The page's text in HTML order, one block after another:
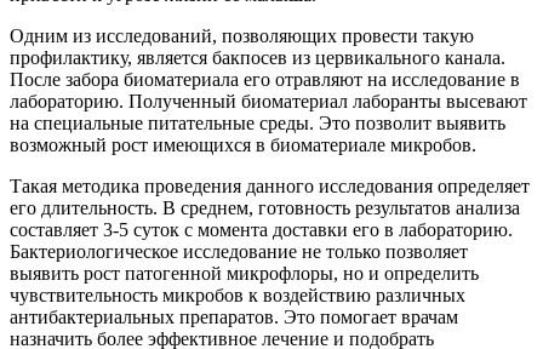
Одним из исследований, позволяющих провести такую
профилактику, является бакпосев из цервикального канала.
После забора биоматериала его отравляют на исследование в
лабораторию. Полученный биоматериал лаборанты высевают
на специальные питательные среды. Это позволит выявить
возможный рост имеющихся в биоматериале микробов.
Такая методика проведения данного исследования определяет
его длительность. В среднем, готовность результатов анализа
составляет 3-5 суток с момента доставки его в лабораторию.
Бактериологическое исследование не только позволяет
выявить рост патогенной микрофлоры, но и определить
чувствительность микробов к воздействию различных
антибактериальных препаратов. Это помогает врачам
назначить более эффективное лечение и подобрать